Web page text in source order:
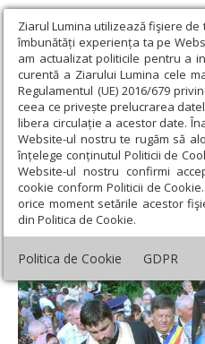
Ziarul Lumina utilizează fişiere
îmbunătăți experiența ta pe
am actualizat politicile pentru a
curentă a Ziarului Lumina cele
Regulamentul (UE) 2016/679
ceea ce privește prelucrarea
libera circulație a acestor date.
Website-ul nostru te rugăm să
înțelege conținutul Politicii de
Website-ul nostru confirmi
cookie conform Politicii de
orice moment setările acestor
din Politica de Cookie.
Politica de Cookie GDPR
Ziarul Lumina › Actualitate
de aleasă bucurie pentru
„Este un moment de
credincioşii din